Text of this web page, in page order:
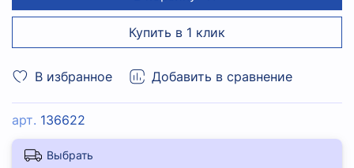
В избранное Добавить в сравнение
арт. 136622
Купить в 1 клик
Выбрать